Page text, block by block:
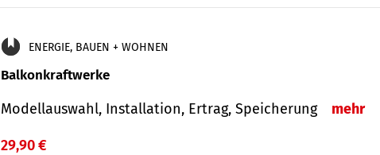
ENERGIE, BAUEN + WOHNEN
Balkonkraftwerke
Modellauswahl, Installation, Ertrag, Speicherung mehr
29,90 €